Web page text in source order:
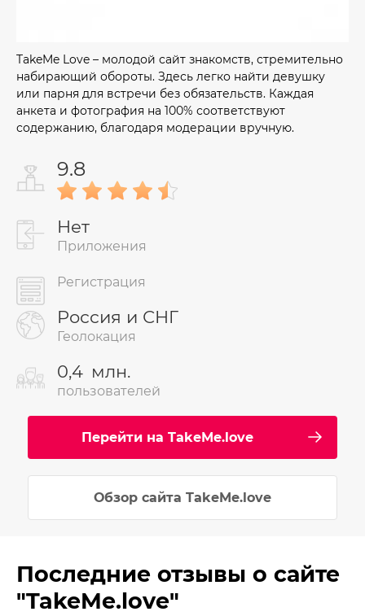
TakeMe Love – молодой сайт знакомств, стремительно
набирающий обороты. Здесь легко найти девушку
или парня для встречи без обязательств. Каждая
анкета и фотография на 100% соответствуют
содержанию, благодаря модерации вручную.
9.8
Нет
Приложения
Регистрация
Россия и СНГ
Геолокация
0,4 млн.
пользователей
Перейти на TakeMe.love
Обзор сайта TakeMe.love
Последние отзывы о сайте
"TakeMe.love"